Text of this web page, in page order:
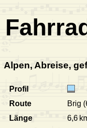
Alpen, Abreise,
Profil
Route
Brig
Länge
6,6